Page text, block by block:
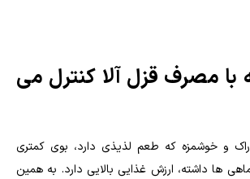
که با مصرف قزل آلا کنترل می
و خوشمزه که طعم لذیذی دارد، بوی کمتری
ها داشته، ارزش غذایی بالایی دارد. به همین